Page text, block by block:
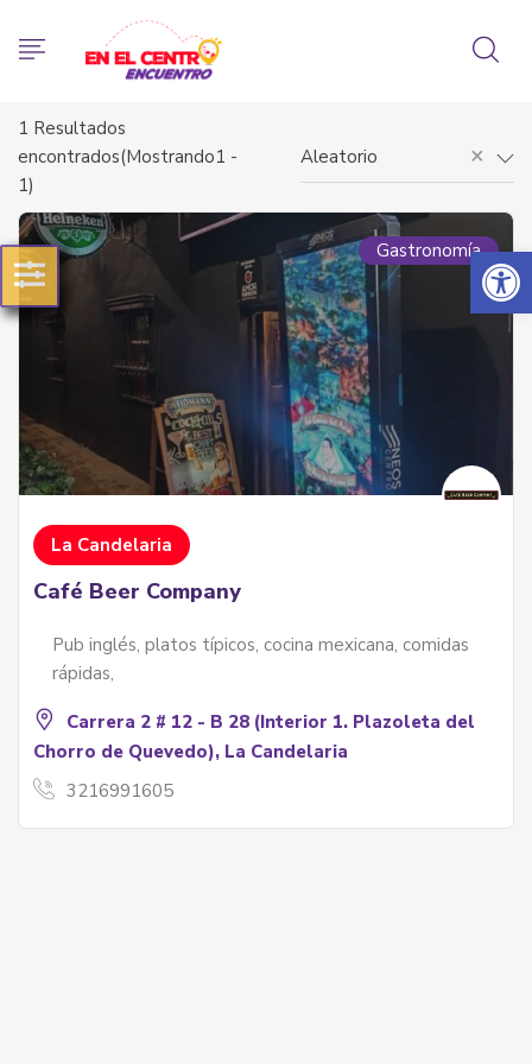
Abrir
1 Resultados
encontrados(Mostrando1 -
1)
×
Aleatorio
Gastronomía
La Candelaria
Café Beer Company
Pub inglés, platos típicos, cocina mexicana, comidas
rápidas,
Carrera 2 # 12 - B 28 (Interior 1. Plazoleta del
Chorro de Quevedo), La Candelaria
3216991605